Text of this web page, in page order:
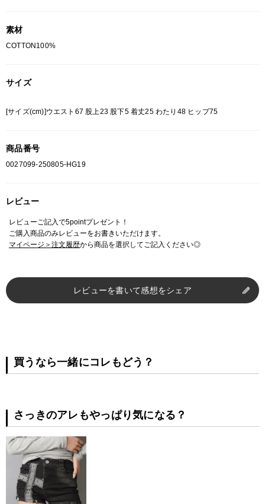
素材
COTTON100%
サイズ
[サイズ(cm)]ウエスト67 股上23 股下5 着丈25 わたり48 ヒップ75
商品番号
0027099-250805-HG19
レビュー
レビューご記入で5pointプレゼント！
ご購入商品のみレビューをお書きいただけます。
マイページ＞注文履歴から商品を選択してご記入ください◎
レビューを書いて感想をシェア
買うなら一緒にコレもどう？
さっきのアレもやっぱり気になる？